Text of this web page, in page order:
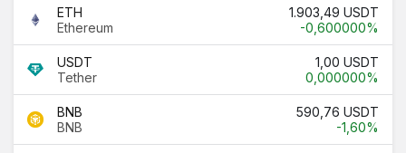
ETH
Ethereum
1.903,49 USDT
-0,600000%
USDT
Tether
1,00 USDT
0,000000%
BNB
BNB
590,76 USDT
-1,60%